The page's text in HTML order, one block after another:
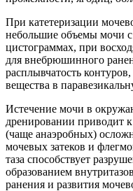
При катетеризации
небольшие объемы мочи
цистограммах, при
для внебрюшинного
расплывчатость
вещества в
Истечение мочи в
дренировании приводит
(чаще анаэробных)
мочевых затеков и
таза способствует
образованием
ранения и развития